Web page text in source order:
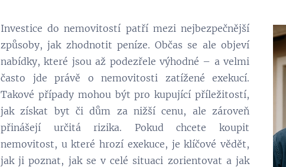
Investice do nemovitostí patří mezi nejbezpečnější
způsoby, jak zhodnotit peníze. Občas se ale objeví
nabídky, které jsou až podezřele výhodné – a velmi
často jde právě o nemovitosti zatížené exekucí.
Takové případy mohou být pro kupující příležitostí,
jak získat byt či dům za nižší cenu, ale zároveň
přinášejí určitá rizika. Pokud chcete koupit
nemovitost, u které hrozí exekuce, je klíčové vědět,
jak ji poznat, jak se v celé situaci zorientovat a jak